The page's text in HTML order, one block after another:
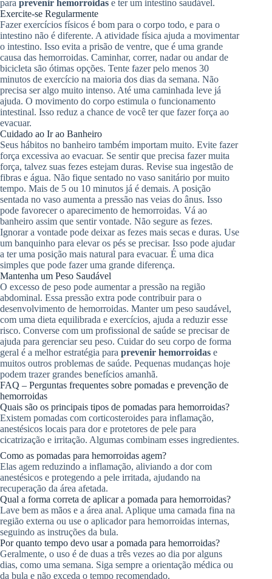
para prevenir hemorroidas e ter um intestino saudável.
Exercite-se Regularmente
Fazer exercícios físicos é bom para o corpo todo, e para o
intestino não é diferente. A atividade física ajuda a movimentar
o intestino. Isso evita a prisão de ventre, que é uma grande
causa das hemorroidas. Caminhar, correr, nadar ou andar de
bicicleta são ótimas opções. Tente fazer pelo menos 30
minutos de exercício na maioria dos dias da semana. Não
precisa ser algo muito intenso. Até uma caminhada leve já
ajuda. O movimento do corpo estimula o funcionamento
intestinal. Isso reduz a chance de você ter que fazer força ao
evacuar.
Cuidado ao Ir ao Banheiro
Seus hábitos no banheiro também importam muito. Evite fazer
força excessiva ao evacuar. Se sentir que precisa fazer muita
força, talvez suas fezes estejam duras. Revise sua ingestão de
fibras e água. Não fique sentado no vaso sanitário por muito
tempo. Mais de 5 ou 10 minutos já é demais. A posição
sentada no vaso aumenta a pressão nas veias do ânus. Isso
pode favorecer o aparecimento de hemorroidas. Vá ao
banheiro assim que sentir vontade. Não segure as fezes.
Ignorar a vontade pode deixar as fezes mais secas e duras. Use
um banquinho para elevar os pés se precisar. Isso pode ajudar
a ter uma posição mais natural para evacuar. É uma dica
simples que pode fazer uma grande diferença.
Mantenha um Peso Saudável
O excesso de peso pode aumentar a pressão na região
abdominal. Essa pressão extra pode contribuir para o
desenvolvimento de hemorroidas. Manter um peso saudável,
com uma dieta equilibrada e exercícios, ajuda a reduzir esse
risco. Converse com um profissional de saúde se precisar de
ajuda para gerenciar seu peso. Cuidar do seu corpo de forma
geral é a melhor estratégia para prevenir hemorroidas e
muitos outros problemas de saúde. Pequenas mudanças hoje
podem trazer grandes benefícios amanhã.
FAQ – Perguntas frequentes sobre pomadas e prevenção de
hemorroidas
Quais são os principais tipos de pomadas para hemorroidas?
Existem pomadas com corticosteroides para inflamação,
anestésicos locais para dor e protetores de pele para
cicatrização e irritação. Algumas combinam esses ingredientes.
Como as pomadas para hemorroidas agem?
Elas agem reduzindo a inflamação, aliviando a dor com
anestésicos e protegendo a pele irritada, ajudando na
recuperação da área afetada.
Qual a forma correta de aplicar a pomada para hemorroidas?
Lave bem as mãos e a área anal. Aplique uma camada fina na
região externa ou use o aplicador para hemorroidas internas,
seguindo as instruções da bula.
Por quanto tempo devo usar a pomada para hemorroidas?
Geralmente, o uso é de duas a três vezes ao dia por alguns
dias, como uma semana. Siga sempre a orientação médica ou
da bula e não exceda o tempo recomendado.